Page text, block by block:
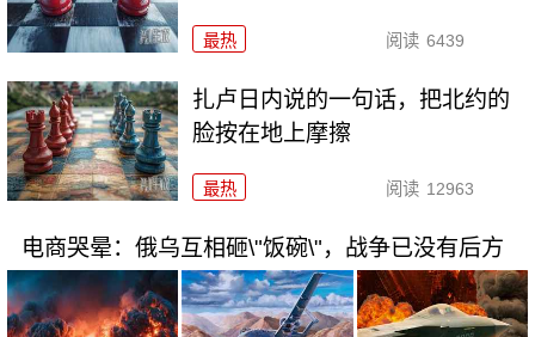
最热 阅读 6439
扎卢日内说的一句话，把北约的
脸按在地上摩擦
最热 阅读 12963
电商哭晕：俄乌互相砸\"饭碗\"，战争已没有后方